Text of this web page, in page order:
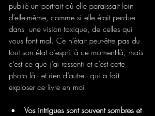
publié un portrait où elle paraissait loin
d’elle-même, comme si elle était perdue
dans  une vision toxique, de celles qui
vous font mal. Ce n’était peut-être pas du
tout son état d’esprit à ce moment-là, mais
c’est ce que j’ai ressenti et c’est cette
photo là - et rien d’autre - qui a fait
exploser ce livre en moi.
Vos intrigues sont souvent sombres et